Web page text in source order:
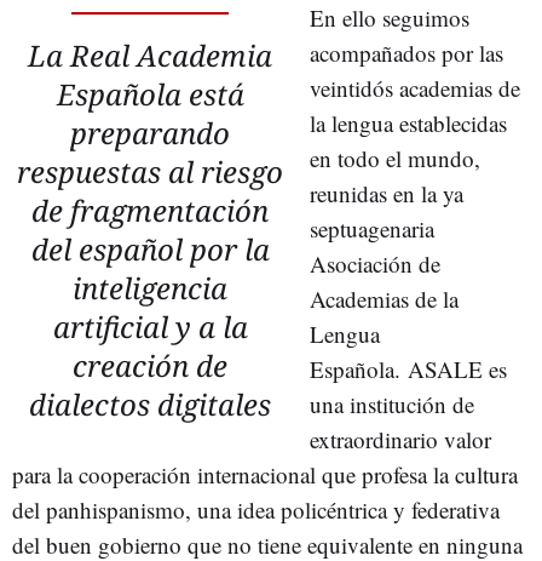
La Real Academia
Española está
preparando
respuestas al riesgo
de fragmentación
del español por la
inteligencia
artificial y a la
creación de
dialectos digitales
En ello seguimos
acompañados por las
veintidós academias de
la lengua establecidas
en todo el mundo,
reunidas en la ya
septuagenaria
Asociación de
Academias de la
Lengua
Española. ASALE es
una institución de
extraordinario valor
para la cooperación internacional que profesa la cultura
del panhispanismo, una idea policéntrica y federativa
del buen gobierno que no tiene equivalente en ninguna